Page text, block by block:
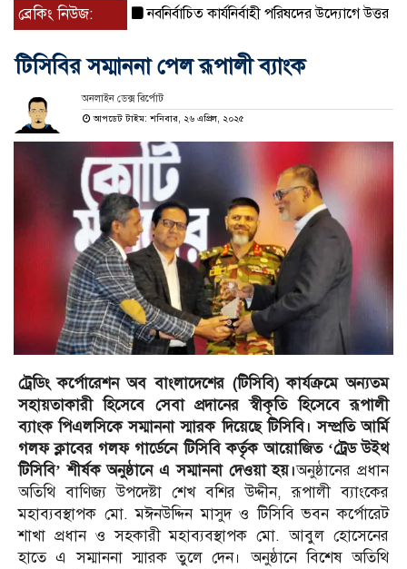
ব্রেকিং নিউজ: নবনির্বাচিত কার্যনির্বাহী পরিষদের উদ্যোগে উত্তরা ১৩
টিসিবির সম্মাননা পেল রূপালী ব্যাংক
অনলাইন ডেক্স রির্পোট
আপডেট টাইম: শনিবার, ২৬ এপ্রিল, ২০২৫
ট্রেডিং কর্পোরেশন অব বাংলাদেশের (টিসিবি) কার্যক্রমে অন্যতম
সহায়তাকারী হিসেবে সেবা প্রদানের স্বীকৃতি হিসেবে রূপালী
ব্যাংক পিএলসিকে সম্মাননা স্মারক দিয়েছে টিসিবি। সম্প্রতি আর্মি
গলফ ক্লাবের গলফ গার্ডেনে টিসিবি কর্তৃক আয়োজিত ‘ট্রেড উইথ
টিসিবি’ শীর্ষক অনুষ্ঠানে এ সম্মাননা দেওয়া হয়।অনুষ্ঠানের প্রধান
অতিথি বাণিজ্য উপদেষ্টা শেখ বশির উদ্দীন, রূপালী ব্যাংকের
মহাব্যবস্থাপক মো. মঈনউদ্দিন মাসুদ ও টিসিবি ভবন কর্পোরেট
শাখা প্রধান ও সহকারী মহাব্যবস্থাপক মো. আবুল হোসেনের
হাতে এ সম্মাননা স্মারক তুলে দেন। অনুষ্ঠানে বিশেষ অতিথি